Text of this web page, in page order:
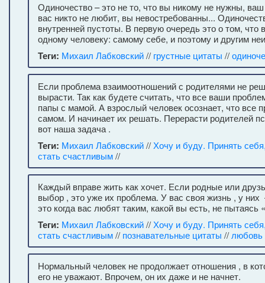
Одиночество – это не то, что вы никому не нужны,
вас никто не любит, вы невостребованны...
внутренней пустоты. В первую очередь это о том, что
одному человеку: самому себе, и поэтому и другим
Теги: Михаил Лабковский// грустные цитаты //
Если проблема взаимоотношений с родителями не
вырасти. Так как будете считать, что все ваши
папы с мамой. А взрослый человек осознает, что
самом. И начинает их решать. Перерасти родителей
вот наша задача .
Теги: Михаил Лабковский// Хочу и буду. Принять
стать счастливым//
Каждый вправе жить как хочет. Если родные или
выбор , это уже их проблема. У вас своя жизнь , у
это когда вас любят таким, какой вы есть, не пытаясь
Теги: Михаил Лабковский// Хочу и буду. Принять
стать счастливым// познавательные цитаты // любовь
Нормальный человек не продолжает отношения , в
его не уважают. Впрочем, он их даже и не начнет.